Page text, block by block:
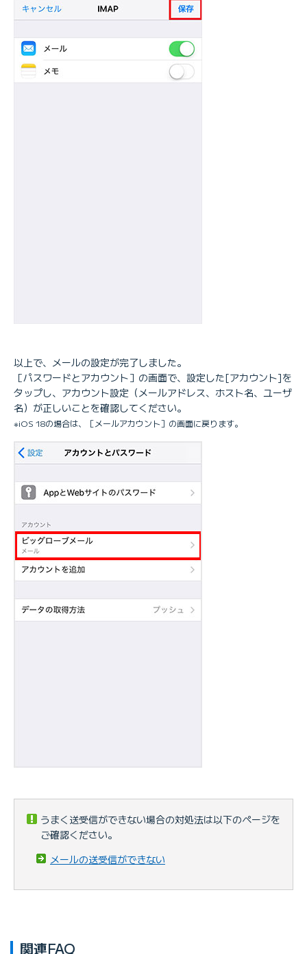
以上で、メールの設定が完了しました。
［パスワードとアカウント］の画面で、設定した[アカウント]を
タップし、アカウント設定（メールアドレス、ホスト名、ユーザ
名）が正しいことを確認してください。
※iOS 18の場合は、［メールアカウント］の画面に戻ります。
うまく送受信ができない場合の対処法は以下のページを
ご確認ください。
メールの送受信ができない
関連FAQ